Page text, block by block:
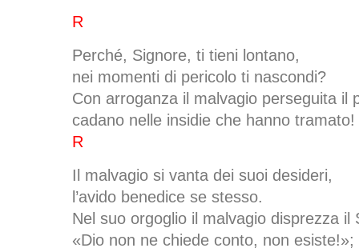
R
Perché, Signore, ti tieni lontano,
nei momenti di pericolo ti nascondi?
Con arroganza il malvagio perseguita il
cadano nelle insidie che hanno tramato!
R
Il malvagio si vanta dei suoi desideri,
l’avido benedice se stesso.
Nel suo orgoglio il malvagio disprezza il
«Dio non ne chiede conto, non esiste!»;